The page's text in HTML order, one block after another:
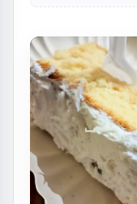
várias
para realizar
R Por
Portal AquiVale
Publicado em 12 de